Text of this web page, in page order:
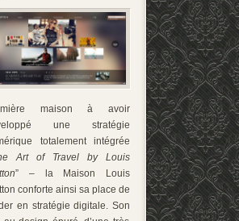
maison à avoir
une stratégie
totalement intégrée
Art of Travel by Louis
” – la Maison Louis
conforte ainsi sa place de
en stratégie digitale. Son